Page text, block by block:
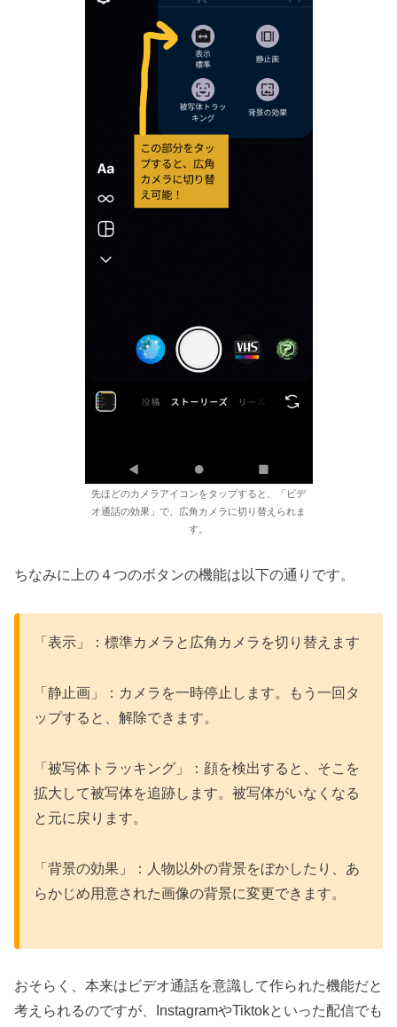
先ほどのカメラアイコンをタップすると、「ビデ
オ通話の効果」で、広角カメラに切り替えられま
す。
ちなみに上の４つのボタンの機能は以下の通りです。
「表示」：標準カメラと広角カメラを切り替えます
「静止画」：カメラを一時停止します。もう一回タ
ップすると、解除できます。
「被写体トラッキング」：顔を検出すると、そこを
拡大して被写体を追跡します。被写体がいなくなる
と元に戻ります。
「背景の効果」：人物以外の背景をぼかしたり、あ
らかじめ用意された画像の背景に変更できます。
おそらく、本来はビデオ通話を意識して作られた機能だと
考えられるのですが、InstagramやTiktokといった配信でも